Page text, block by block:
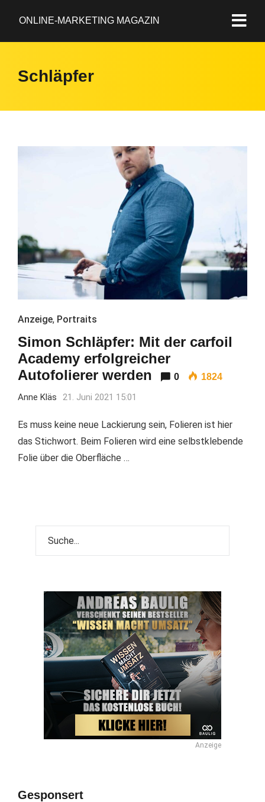
ONLINE-MARKETING MAGAZIN
Schläpfer
Anzeige, Portraits
Simon Schläpfer: Mit der carfoil
Academy erfolgreicher
Autofolierer werden
0 1824
Anne Kläs 21. Juni 2021 15:01
Es muss keine neue Lackierung sein, Folieren ist hier
das Stichwort. Beim Folieren wird eine selbstklebende
Folie über die Oberfläche …
Anzeige
Gesponsert